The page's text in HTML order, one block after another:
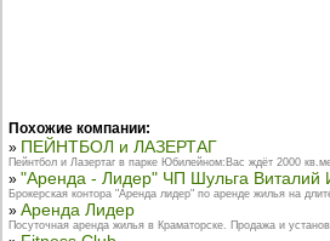
Похожие компании:
» ПЕЙНТБОЛ и ЛАЗЕРТАГ
Пейнтбол и Лазертаг в парке Юбилейном:Вас ждёт 2000
» "Аренда - Лидер" ЧП Шульга Виталий
Брокерская контора "Аренда лидер" по аренде жилья на
» Аренда Лидер
Посуточная аренда жилья в Краматорске. Продажа и